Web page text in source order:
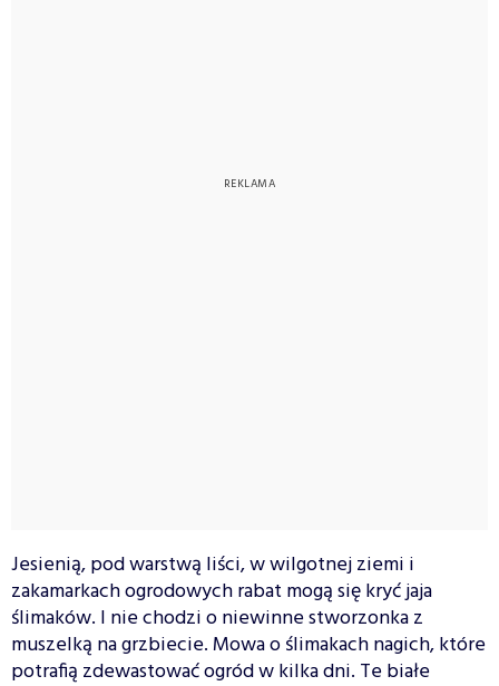
Jesienią, pod warstwą liści, w wilgotnej ziemi i
zakamarkach ogrodowych rabat mogą się kryć jaja
ślimaków. I nie chodzi o niewinne stworzonka z
muszelką na grzbiecie. Mowa o ślimakach nagich, które
potrafią zdewastować ogród w kilka dni. Te białe